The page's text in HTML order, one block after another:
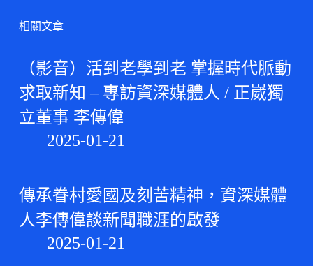
相關文章
（影音）活到老學到老 掌握時代脈動
求取新知 – 專訪資深媒體人 / 正崴獨
立董事 李傳偉
2025-01-21
傳承眷村愛國及刻苦精神，資深媒體
人李傳偉談新聞職涯的啟發
2025-01-21